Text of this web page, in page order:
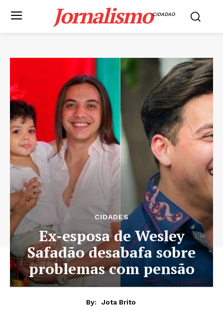
JornalismoCIDADAO
CIDADES
Ex-esposa de Wesley
Safadão desabafa sobre
problemas com pensão
By:
Jota Brito